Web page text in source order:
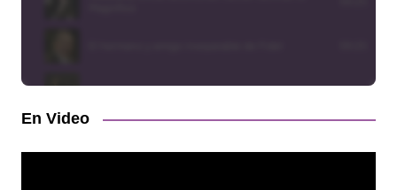
En Video